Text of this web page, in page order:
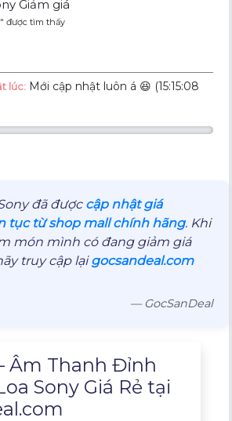
Giảm giá
được tìm thấy
lúc: Mới cập nhật luôn á 😆 (15:15:08
đã được cập nhật giá
tục từ shop mall chính hãng. Khi
món mình có đang giảm giá
truy cập lạigocsandeal.com
— GocSanDeal
Âm Thanh Đỉnh
Sony Giá Rẻ tại